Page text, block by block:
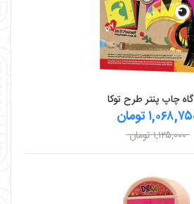
چاپ پنتر طرح توکا
تومان
۱,۱۲۵,۰۰۰ تومان